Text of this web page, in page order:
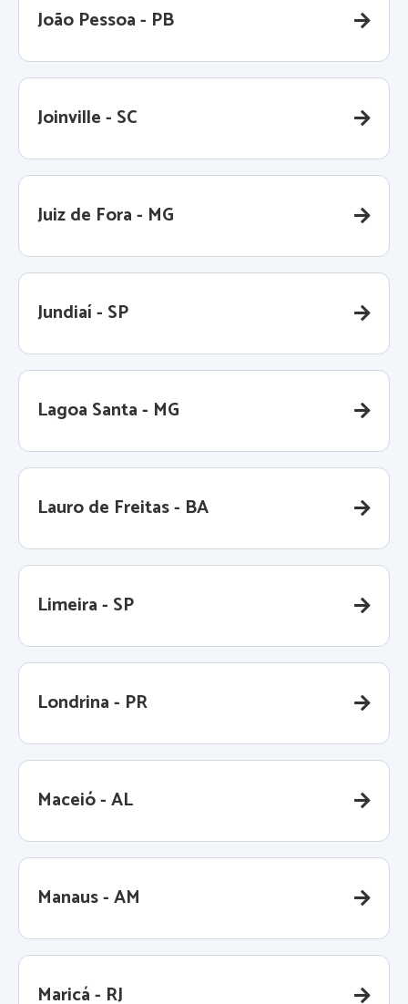
João Pessoa - PB
Joinville - SC
Juiz de Fora - MG
Jundiaí - SP
Lagoa Santa - MG
Lauro de Freitas - BA
Limeira - SP
Londrina - PR
Maceió - AL
Manaus - AM
Maricá - RJ